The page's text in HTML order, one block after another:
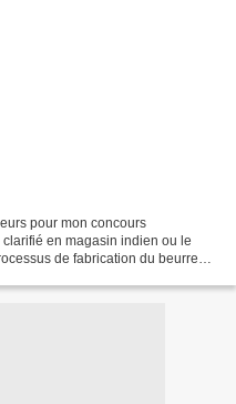
pour mon concours
en magasin indien ou le
de fabrication du beurre